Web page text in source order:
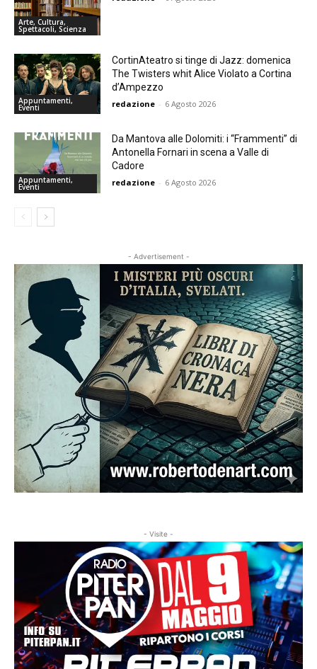
Arte, Cultura,
Spettacoli, Scienza
Appuntamenti,
Eventi
CortinAteatro si tinge di Jazz: domenica
The Twisters whit Alice Violato a Cortina
d’Ampezzo
redazione - 6 Agosto 2026
Appuntamenti,
Eventi
Da Mantova alle Dolomiti: i “Frammenti” di
Antonella Fornari in scena a Valle di
Cadore
redazione - 6 Agosto 2026
- Advertisement -
- Visite -